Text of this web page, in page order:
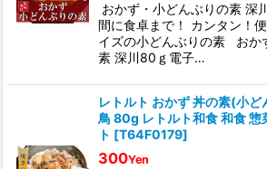
おかず・小どんぶりの素 深
間に食卓まで！ カンタン！
イズの小どんぶりの素 おか
素 深川80ｇ電子…
レトルト おかず 丼の素(小ど
鳥 80g レトルト和食 和食 惣
ト [T64F0179]
300Yen